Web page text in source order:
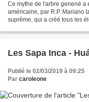
Ce mythe de l'arbre genené a
américaine, par R.P. Mariano
suprême, qui a créé tous les
Les Sapa Inca -
Publié le 02/03/2019 à 09:25
Par caroleone